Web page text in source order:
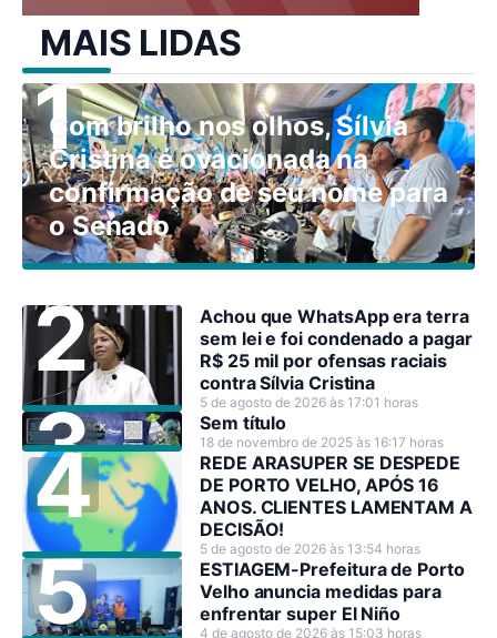
MAIS LIDAS
Com brilho nos olhos, Sílvia
Cristina é ovacionada na
confirmação de seu nome para
o Senado
Achou que WhatsApp era terra
sem lei e foi condenado a pagar
R$ 25 mil por ofensas raciais
contra Sílvia Cristina
5 de agosto de 2026 às 17:01 horas
Sem título
18 de novembro de 2025 às 16:17 horas
REDE ARASUPER SE DESPEDE
DE PORTO VELHO, APÓS 16
ANOS. CLIENTES LAMENTAM A
DECISÃO!
5 de agosto de 2026 às 13:54 horas
ESTIAGEM-Prefeitura de Porto
Velho anuncia medidas para
enfrentar super El Niño
4 de agosto de 2026 às 15:03 horas